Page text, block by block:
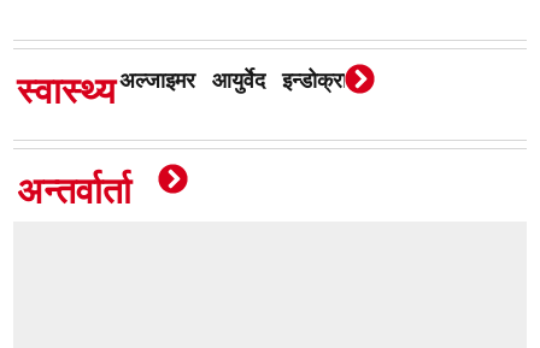
स्वास्थ्यअल्जाइमर आयुर्वेद इन्डोक्राइन
अन्तर्वार्ता